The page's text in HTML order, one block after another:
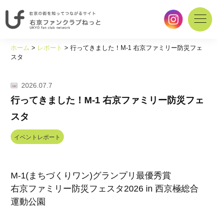
の
知
っ
つ
が
イ
｜
右
ホーム > レポート >行ってきました！M-1 右京ファミリー防災フェ
スタ
2026.07.7
行ってきました！M-1 右京ファミリー防災フェ
スタ
イベントレポート
M-1(まちづくりワン)グランプリ最優秀賞
右京ファミリー防災フェスタ2026 in 西京極総合
運動公園